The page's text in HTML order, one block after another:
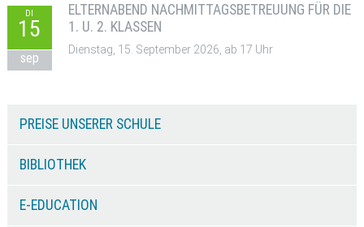
DI
15
sep
ELTERNABEND NACHMITTAGSBETREUUNG FÜR DIE
1. U. 2. KLASSEN
Dienstag, 15. September 2026, ab 17 Uhr
PREISE UNSERER SCHULE
BIBLIOTHEK
E-EDUCATION